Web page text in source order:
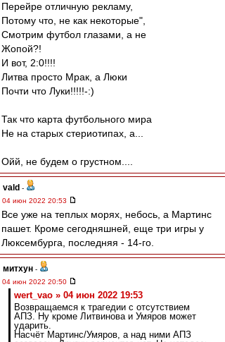
Перейре отличную рекламу,
Потому что, не как некоторые",
Смотрим футбол глазами, а не
Жопой?!
И вот, 2:0!!!!
Литва просто Мрак, а Люки
Почти что Луки!!!!!-:)
Так что карта футбольного мира
Не на старых стериотипах, а...
Ойй, не будем о грустном....
vald -
04 июн 2022 20:53
Все уже на теплых морях, небось, а Мартинс
пашет. Кроме сегодняшней, еще три игры у
Люксембурга, последняя - 14-го.
митхун -
04 июн 2022 20:50
wert_vao » 04 июн 2022 19:53
Возвращаемся к трагедии с отсутствием
АПЗ. Ну кроме Литвинова и Умяров может
ударить.
Насчёт Мартинс/Умяров, а над ними АПЗ